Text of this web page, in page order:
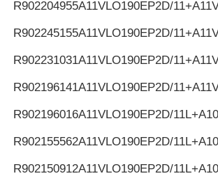
R902204955A11VLO190EP2D/
R902245155A11VLO190EP2D/
R902231031A11VLO190EP2D/
R902196141A11VLO190EP2D/
R902196016A11VLO190EP2D/
R902155562A11VLO190EP2D/
R902150912A11VLO190EP2D/